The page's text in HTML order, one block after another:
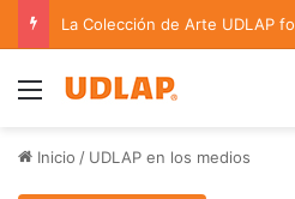
Menu
Inicio / UDLAP en los medios